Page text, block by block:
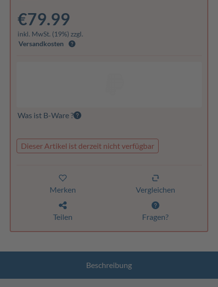
€79.99
inkl. MwSt. (19%) zzgl.
Versandkosten
Was ist B-Ware ?
Dieser Artikel ist derzeit nicht verfügbar
Merken Vergleichen
Teilen Fragen?
Beschreibung